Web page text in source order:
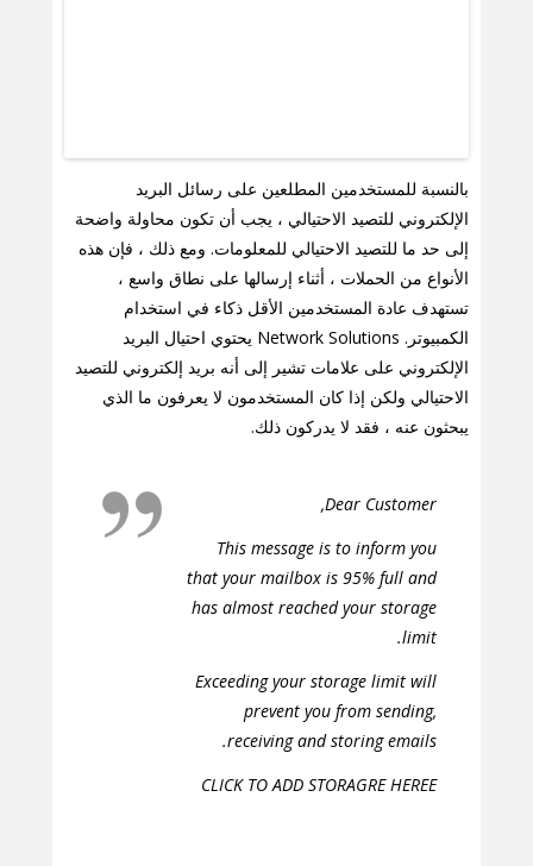
بالنسبة للمستخدمين المطلعين على رسائل البريد
الإلكتروني للتصيد الاحتيالي ، يجب أن تكون محاولة واضحة
إلى حد ما للتصيد الاحتيالي للمعلومات. ومع ذلك ، فإن هذه
الأنواع من الحملات ، أثناء إرسالها على نطاق واسع ،
تستهدف عادة المستخدمين الأقل ذكاء في استخدام
الكمبيوتر. Network Solutions يحتوي احتيال البريد
الإلكتروني على علامات تشير إلى أنه بريد إلكتروني للتصيد
الاحتيالي ولكن إذا كان المستخدمون لا يعرفون ما الذي
يبحثون عنه ، فقد لا يدركون ذلك.
Dear Customer,
This message is to inform you
that your mailbox is 95% full and
has almost reached your storage
limit.
Exceeding your storage limit will
prevent you from sending,
receiving and storing emails.
CLICK TO ADD STORAGRE HEREE